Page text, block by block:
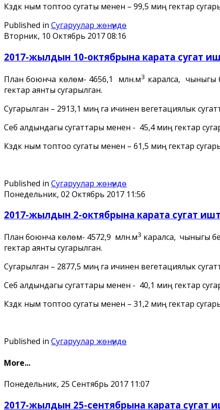
Күздүк ным топтоо сугаты менен – 99,5 миң гектар
Published in Сугаруулар жѳнүндѳ
Вторник, 10 Октябрь 2017 08:16
2017-жылдын 10-октябрына карата сугат
План боюнча көлөмү- 4656,1 млн.м3 каралса, чыныгы
гектар аянты сугарылган.
Сугарылган – 2913,1 миң га ичинен вегетациялык
Себүү алдындагы сугаттары менен - 45,4 миң гектар
Күздүк ным топтоо сугаты менен – 61,5 миң гектар
Published in Сугаруулар жѳнүндѳ
Понедельник, 02 Октябрь 2017 11:56
2017-жылдын 2-октябрына карата сугат
План боюнча көлөмү- 4572,9 млн.м3 каралса, чыныгы
гектар аянты сугарылган.
Сугарылган – 2877,5 миң га ичинен вегетациялык
Себүү алдындагы сугаттары менен - 40,1 миң гектар
Күздүк ным топтоо сугаты менен – 31,2 миң гектар
Published in Сугаруулар жѳнүндѳ
More...
Понедельник, 25 Сентябрь 2017 11:07
2017-жылдын 25-сентябрына карата сугат